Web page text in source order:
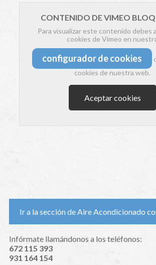
CONTENIDO DE VIMEO
Para visualizar este contenido debes
cookies de Vimeo en
configurador de cookies
cookies de nuestra web.
Aceptar cookies
Ir a la sección de Aire Acondicionado
Infórmate llamándonos a los teléfonos:
672 115 393
931 164 154